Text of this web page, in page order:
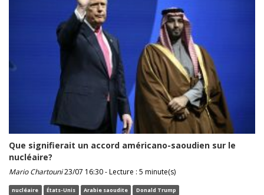
Que signifierait un accord américano-saoudien sur le
nucléaire?
Mario Chartouni23/07 16:30 - Lecture : 5 minute(s)
nucléaire États-Unis Arabie saoudite Donald Trump